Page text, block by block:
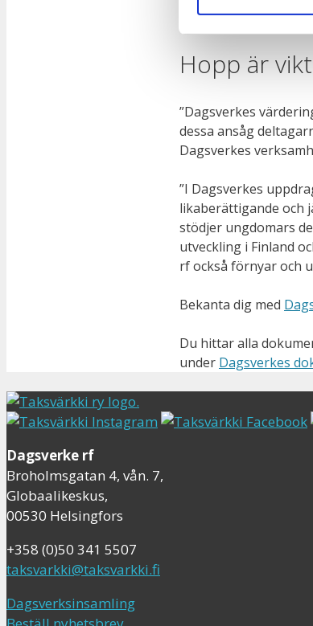
persons mänskliga
Hopp är
”Dagsverkes
dessa ansåg
Dagsverkes
”I Dagsverkes
likaberättigande och
stödjer ungdomars
utveckling i Finland
rf också förnyar och
Bekanta dig med
Du hittar alla
under Dagsverkes
Dagsverke rf
Broholmsgatan 4, vån. 7,
Globaalikeskus,
00530 Helsingfors
+358 (0)50 341 5507
taksvarkki@taksvarkki.fi
Dagsverksinsamling